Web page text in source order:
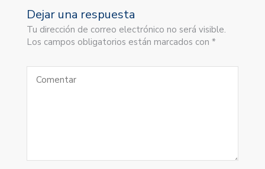
Dejar una respuesta
Tu dirección de correo electrónico no será visible.
Los campos obligatorios están marcados con *